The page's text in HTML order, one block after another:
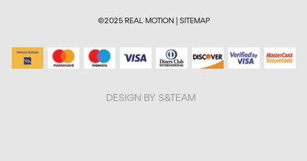
©2025 REAL MOTION | SITEMAP
DESIGN BY S&TEAM